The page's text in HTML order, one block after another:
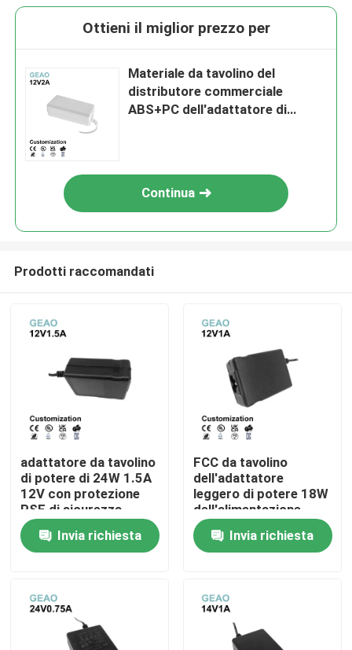
Casa
Prodotti
Ottieni il miglior prezzo per
Materiale da tavolino del
distributore commerciale
ABS+PC dell'adattatore di
Continua
Prodotti raccomandati
adattatore da tavolino
di potere di 24W 1.5A
12V con protezione
PSE di sicurezza
Invia richiesta
FCC da tavolino
dell'adattatore
leggero di potere 18W
dell'alimentazione
elettrica
dell'adattatore di CA
di 1A 12V
Invia richiesta